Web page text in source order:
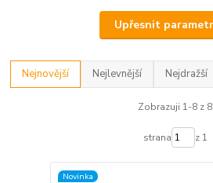
Upřesnit
Nejnovější Nejlevnější Nejdražší
Zobrazuji 1-8 z 8
strana z 1
Novinka